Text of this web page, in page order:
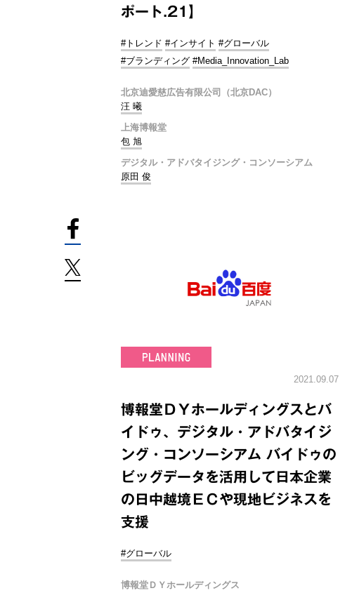
ポート.21】
#トレンド #インサイト #グローバル
#ブランディング #Media_Innovation_Lab
北京迪愛慈広告有限公司（北京DAC）
汪 曦
上海博報堂
包 旭
デジタル・アドバタイジング・コンソーシアム
原田 俊
2021.09.07
博報堂ＤＹホールディングスとバ
イドゥ、デジタル・アドバタイジ
ング・コンソーシアム バイドゥの
ビッグデータを活用して日本企業
の日中越境ＥＣや現地ビジネスを
支援
#グローバル
博報堂ＤＹホールディングス